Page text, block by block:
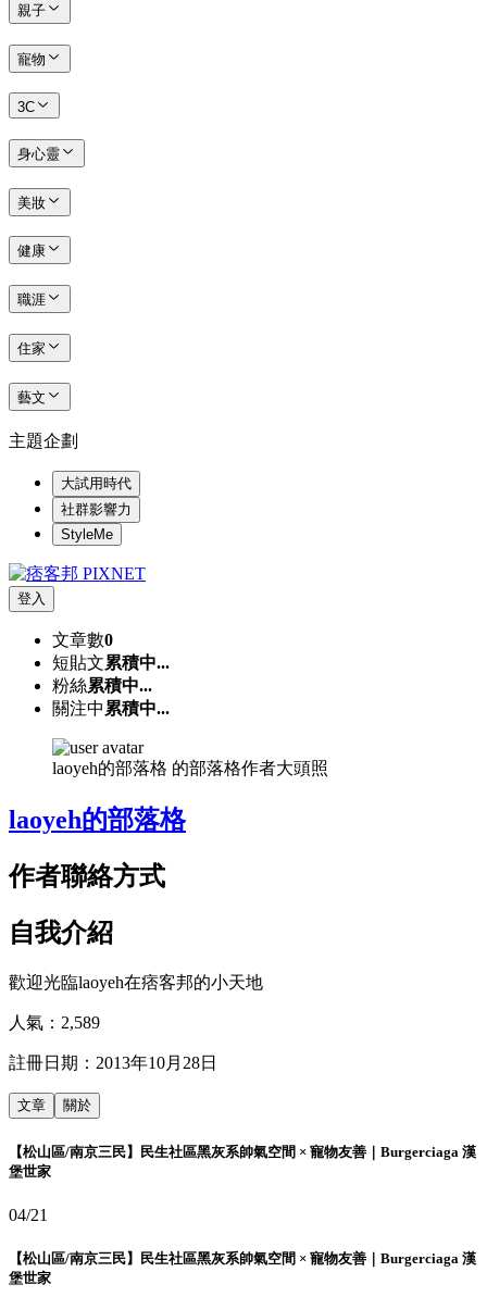
親子
寵物
3C
身心靈
美妝
健康
職涯
住家
藝文
主題企劃
大試用時代
社群影響力
StyleMe
登入
文章數0
短貼文累積中...
粉絲累積中...
關注中 累積中...
laoyeh的部落格 的部落格作者大頭照
laoyeh的部落格
作者聯絡方式
自我介紹
歡迎光臨laoyeh在痞客邦的小天地
人氣： 2,589
註冊日期： 2013年10月28日
文章 關於
【松山區/南京三民】民生社區黑灰系帥氣空間 × 寵物友善｜Burgerciaga 漢
堡世家
04/21
【松山區/南京三民】民生社區黑灰系帥氣空間 × 寵物友善｜Burgerciaga 漢
堡世家